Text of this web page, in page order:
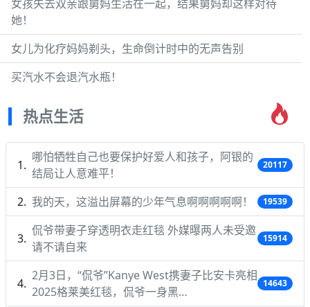
女孩失去双亲跟舅妈生活在一起，结果舅妈却这样对待
她！
女儿为化疗妈妈剃头，生命倒计时中的无声告别
买汽水不会退汽水瓶！
热点生活
哪怕牺牲自己也要保护好爱人和孩子，阿银的
结局让人意难平！
20117
我的天，这溢出屏幕的少年气息啊啊啊啊啊！ 19539
侃爷带妻子穿透明衣走红毯 外媒曝两人未受邀
请不请自来
15914
2月3日，“侃爷”Kanye West携妻子比安卡亮相
2025格莱美红毯，侃爷一身黑…
14643